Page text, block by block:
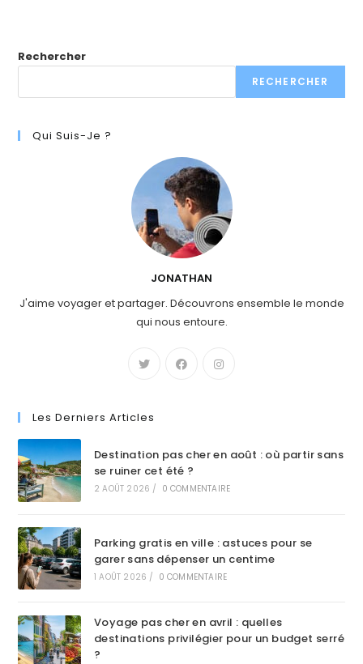
Rechercher
RECHERCHER
Qui Suis-Je ?
JONATHAN
J'aime voyager et partager. Découvrons ensemble le monde
qui nous entoure.
Les Derniers Articles
Destination pas cher en août : où partir sans
se ruiner cet été ?
2 AOÛT 2026 / 0 COMMENTAIRE
Parking gratis en ville : astuces pour se
garer sans dépenser un centime
1 AOÛT 2026 / 0 COMMENTAIRE
Voyage pas cher en avril : quelles
destinations privilégier pour un budget serré
?